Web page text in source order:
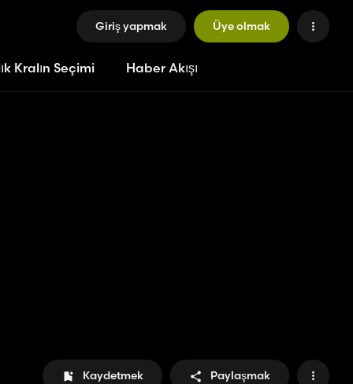
Giriş yapmak Üye olmak
Kralın Seçimi Haber Akışı
Kaydetmek Paylaşmak